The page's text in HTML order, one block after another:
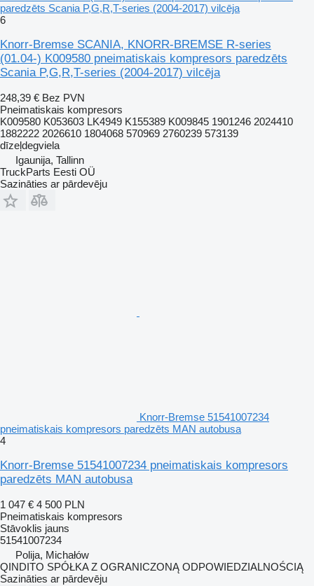
paredzēts Scania P,G,R,T-series (2004-2017) vilcēja
6
Knorr-Bremse SCANIA, KNORR-BREMSE R-series
(01.04-) K009580 pneimatiskais kompresors paredzēts
Scania P,G,R,T-series (2004-2017) vilcēja
248,39 € Bez PVN
Pneimatiskais kompresors
K009580 K053603 LK4949 K155389 K009845 1901246 2024410
1882222 2026610 1804068 570969 2760239 573139
dīzeļdegviela
Igaunija, Tallinn
TruckParts Eesti OÜ
Sazināties ar pārdevēju
Knorr-Bremse 51541007234
pneimatiskais kompresors paredzēts MAN autobusa
4
Knorr-Bremse 51541007234 pneimatiskais kompresors
paredzēts MAN autobusa
1 047 € 4 500 PLN
Pneimatiskais kompresors
Stāvoklis jauns
51541007234
Polija, Michałów
QINDITO SPÓŁKA Z OGRANICZONĄ ODPOWIEDZIALNOŚCIĄ
Sazināties ar pārdevēju